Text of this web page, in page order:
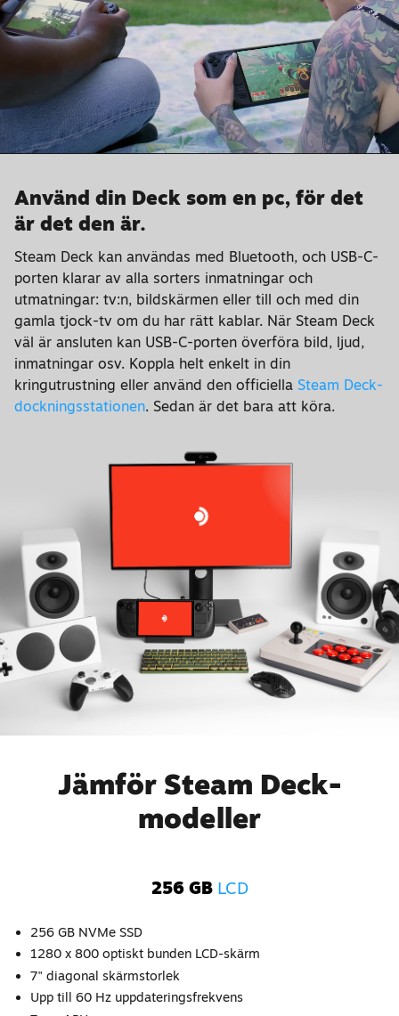
Använd din Deck som en pc, för det
är det den är.
Steam Deck kan användas med Bluetooth, och USB-C-
porten klarar av alla sorters inmatningar och
utmatningar: tv:n, bildskärmen eller till och med din
gamla tjock-tv om du har rätt kablar. När Steam Deck
väl är ansluten kan USB-C-porten överföra bild, ljud,
inmatningar osv. Koppla helt enkelt in din
kringutrustning eller använd den officiellaSteam Deck-
dockningsstationen. Sedan är det bara att köra.
Jämför Steam Deck-
modeller
256 GB LCD
256 GB NVMe SSD
1280 x 800 optiskt bunden LCD-skärm
7" diagonal skärmstorlek
Upp till 60 Hz uppdateringsfrekvens